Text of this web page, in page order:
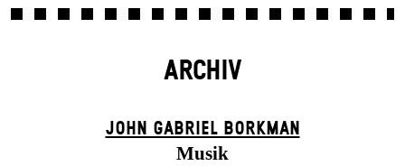
ARCHIV
JOHN GABRIEL BORKMAN
Musik